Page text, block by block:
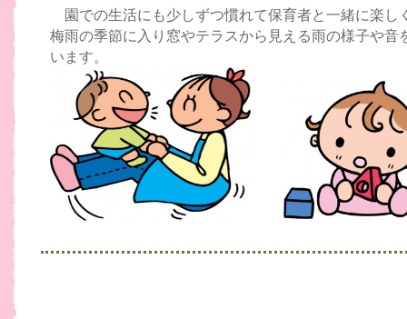
園での生活にも少しずつ慣れて保育者と一緒に楽し
梅雨の季節に入り窓やテラスから見える雨の様子や
います。